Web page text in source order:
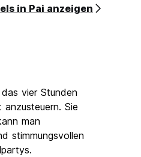
in Pai anzeigen
vier Stunden
Sie
man
stimmungsvollen